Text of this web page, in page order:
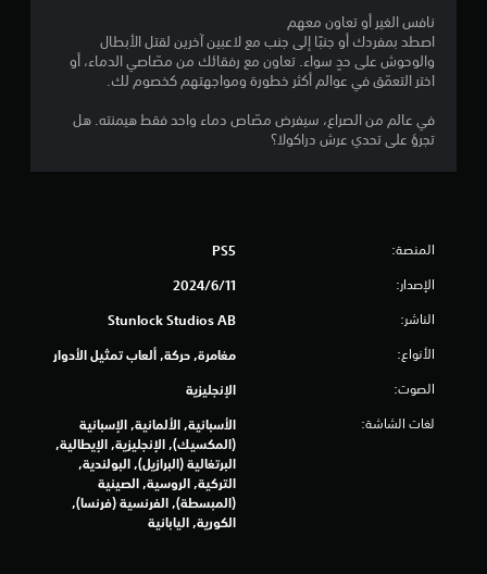
ا
ت
نافس الغير أو تعاون معهم
اصطد بمفردك أو جنبًا إلى جنب مع لاعبين آخرين لقتل الأبطال
والوحوش على حدٍ سواء. تعاون مع رفقائك من مصّاصي الدماء، أو
اختر التعمّق في عوالم أكثر خطورة ومواجهتهم كخصوم لك.
في عالم من الصراع، سيفرض مصّاص دماء واحد فقط هيمنته. هل
تجرؤ على تحدي عرش دراكولا؟
المنصة: PS5
الإصدار: 11‏/6‏/2024
الناشر: Stunlock Studios AB
الأنواع: مغامرة, حركة, ألعاب تمثيل الأدوار
الصوت: الإنجليزية
لغات الشاشة:
الأسبانية, الألمانية, الإسبانية
(المكسيك), الإنجليزية, الإيطالية,
البرتغالية (البرازيل), البولندية,
التركية, الروسية, الصينية
(المبسطة), الفرنسية (فرنسا),
الكورية, اليابانية